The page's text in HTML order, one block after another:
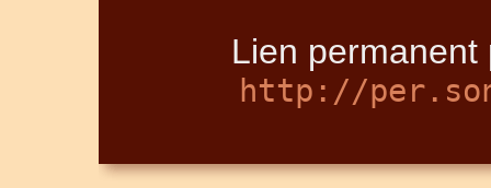
Lien
http://